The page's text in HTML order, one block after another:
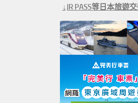
↓JR PASS等日本旅遊